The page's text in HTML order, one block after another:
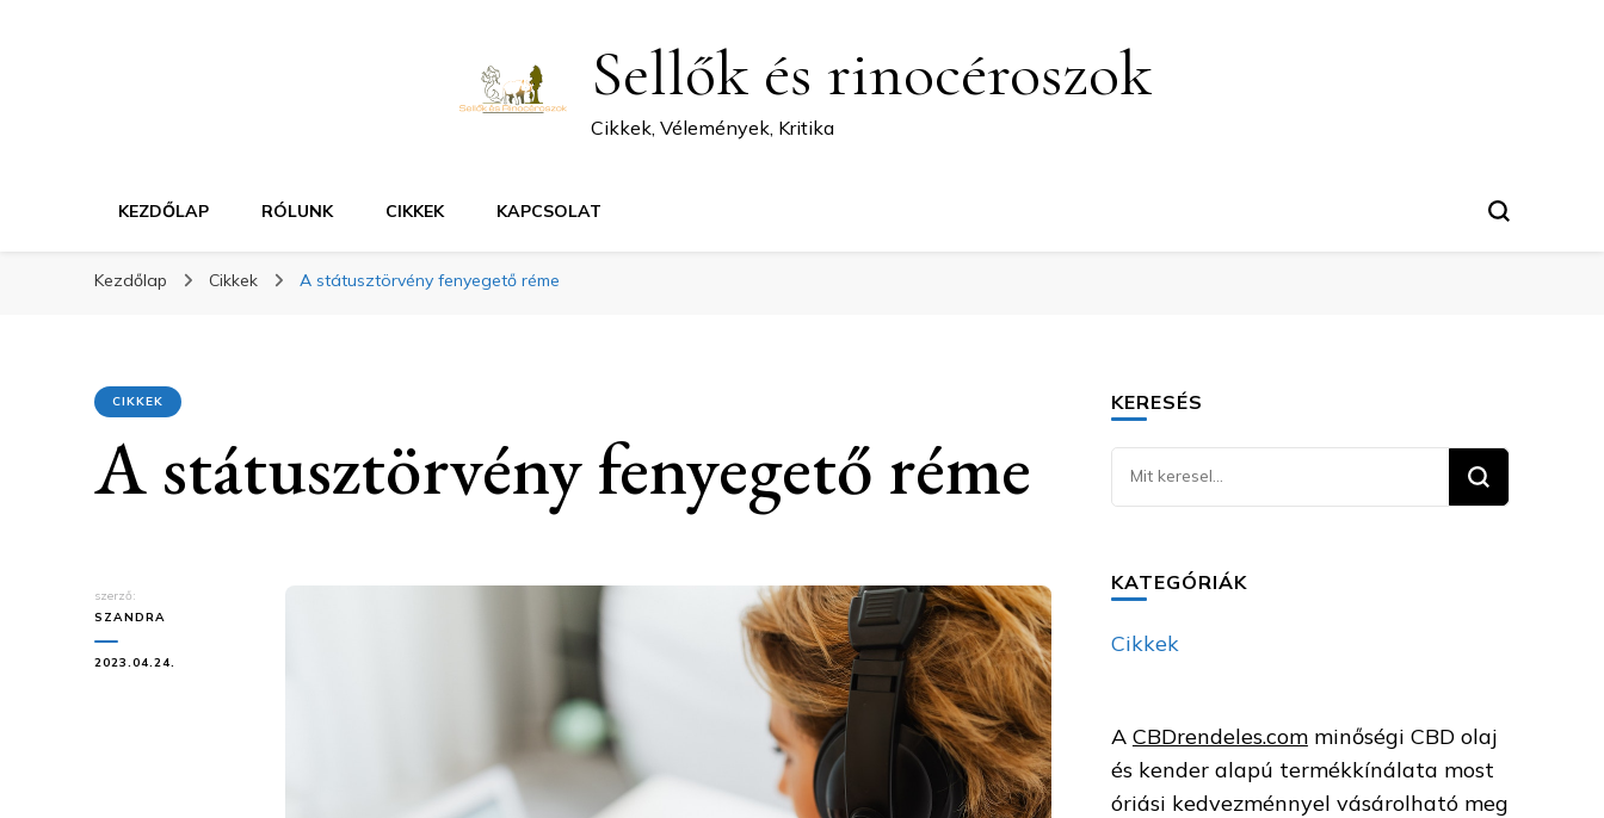
Sellők és rinocéroszok
Cikkek, Vélemények, Kritika
KEZDŐLAP RÓLUNK CIKKEK KAPCSOLAT
Kezdőlap Cikkek A státusztörvény fenyegető réme
CIKKEK
A státusztörvény fenyegető réme
szerző:
SZANDRA
2023.04.24.
KERESÉS
Keresel
valamit?
KATEGÓRIÁK
Cikkek
A CBDrendeles.comminőségi CBD olaj
és kender alapú termékkínálata most
óriási kedvezménnyel vásárolható meg